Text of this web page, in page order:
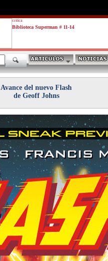
critica
Biblioteca Superman # 11-14
Avance del nuevo Flash
de Geoff Johns